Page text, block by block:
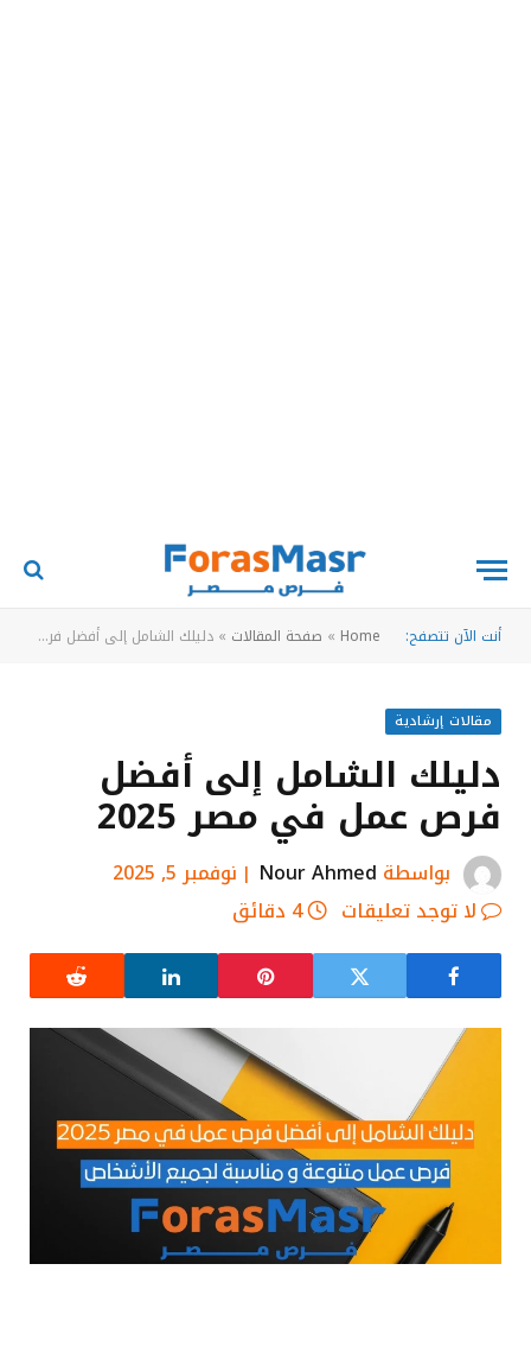
أنت الآن تتصفح: Home
» صفحة المقالات » دليلك الشامل إلى أفضل فرص عمل في مصر 2025
مقالات إرشادية
دليلك الشامل إلى أفضل
فرص عمل في مصر 2025
بواسطة Nour Ahmed
نوفمبر 5, 2025
لا توجد تعليقات
4 دقائق